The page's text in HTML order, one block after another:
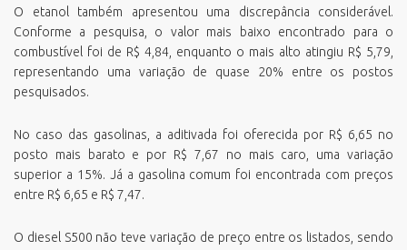
O etanol também apresentou uma discrepância considerável.
Conforme a pesquisa, o valor mais baixo encontrado para o
combustível foi de R$ 4,84, enquanto o mais alto atingiu R$ 5,79,
representando uma variação de quase 20% entre os postos
pesquisados.
No caso das gasolinas, a aditivada foi oferecida por R$ 6,65 no
posto mais barato e por R$ 7,67 no mais caro, uma variação
superior a 15%. Já a gasolina comum foi encontrada com preços
entre R$ 6,65 e R$ 7,47.
O diesel S500 não teve variação de preço entre os listados, sendo